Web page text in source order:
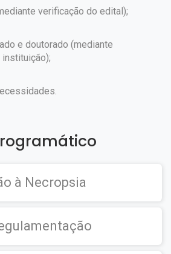
verificação do edital);
e doutorado (mediante
à Necropsia